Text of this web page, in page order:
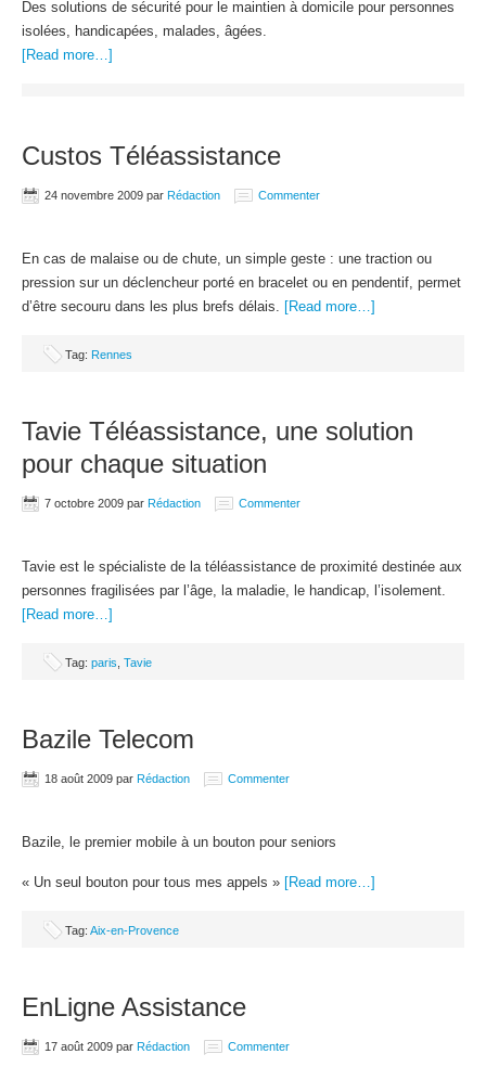
Des solutions de sécurité pour le maintien à domicile pour personnes
isolées, handicapées, malades, âgées.
[Read more…]
Custos Téléassistance
24 novembre 2009 par Rédaction Commenter
En cas de malaise ou de chute, un simple geste : une traction ou
pression sur un déclencheur porté en bracelet ou en pendentif, permet
d’être secouru dans les plus brefs délais.
[Read more…]
Tag: Rennes
Tavie Téléassistance, une solution
pour chaque situation
7 octobre 2009 par Rédaction Commenter
Tavie est le spécialiste de la téléassistance de proximité destinée aux
personnes fragilisées par l’âge, la maladie, le handicap, l’isolement.
[Read more…]
Tag: paris Tavie
Bazile Telecom
18 août 2009 par Rédaction Commenter
Bazile, le premier mobile à un bouton pour seniors
« Un seul bouton pour tous mes appels » [Read more…]
Tag: Aix-en-Provence
EnLigne Assistance
17 août 2009 par Rédaction Commenter